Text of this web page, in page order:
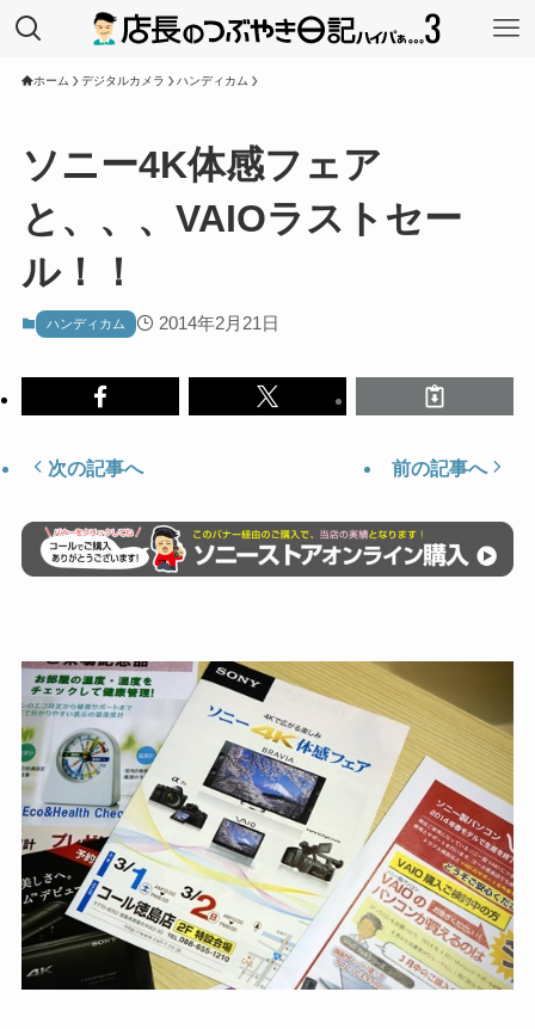
ホーム デジタルカメラ ハンディカム
ソニー4K体感フェア
と、、、VAIOラストセー
ル！！
ハンディカム 2014年2月21日
次の記事へ 前の記事へ